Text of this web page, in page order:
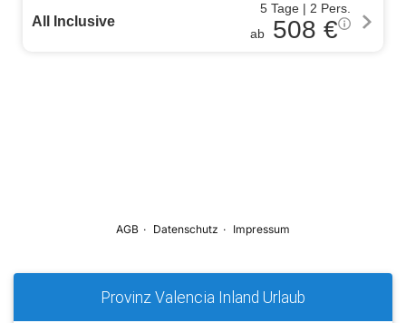
Provinz Valencia Inland Urlaub